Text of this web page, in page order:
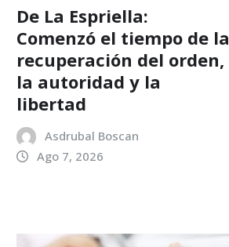
De La Espriella:
Comenzó el tiempo de la
recuperación del orden,
la autoridad y la
libertad
Asdrubal Boscan
Ago 7, 2026